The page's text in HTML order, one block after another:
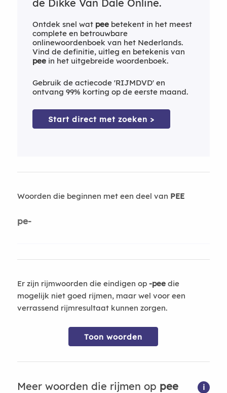
de Dikke Van Dale Online.
Ontdek snel wat peebetekent in het meest
complete en betrouwbare
onlinewoordenboek van het Nederlands.
Vind de definitie, uitleg en betekenis van
peein het uitgebreide woordenboek.
Gebruik de actiecode 'RIJMDVD' en
ontvang 99% korting op de eerste maand.
Start direct met zoeken >
Woorden die beginnen met een deel van PEE
pe-
Er zijn rijmwoorden die eindigen op -peedie
mogelijk niet goed rijmen, maar wel voor een
verrassend rijmresultaat kunnen zorgen.
Toon woorden
Meer woorden die rijmen op pee i